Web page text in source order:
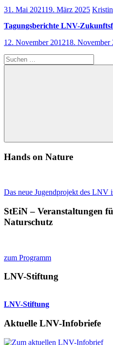
31. Mai 202119. März 2025
Tagungsberichte LNV-
12. November 201218. November
Suchen
nach:
Suchen
Hands on Nature
Das neue Jugendprojekt des LNV
StEiN – Veranstaltungen
Naturschutz
zum Programm
LNV-Stiftung
LNV-Stiftung
Aktuelle LNV-Infobriefe